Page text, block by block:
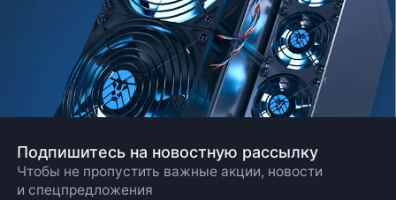
Подпишитесь на новостную рассылку
Чтобы не пропустить важные акции, новости
и спецпредложения